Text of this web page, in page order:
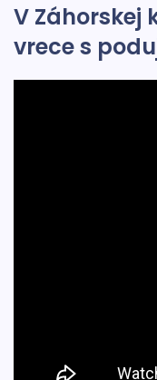
V Záhorskej
vrece s